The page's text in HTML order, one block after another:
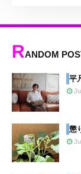
RANDOM
平
懲